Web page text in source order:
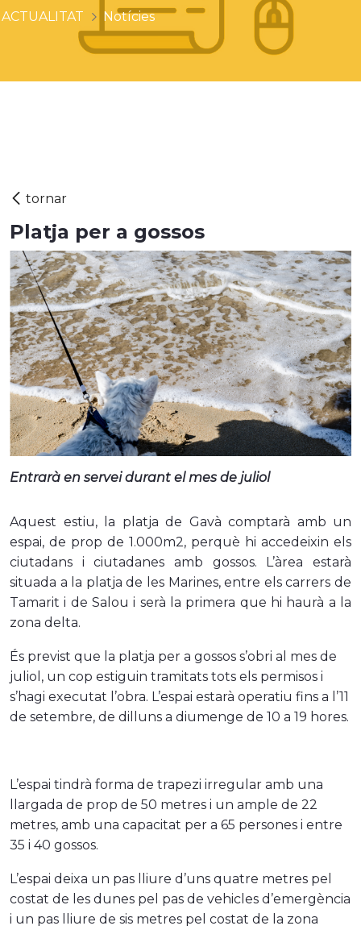
ACTUALITAT Notícies
Platja per a gossos
Entrarà en servei durant el mes de juliol
Aquest estiu, la platja de Gavà comptarà amb un
espai, de prop de 1.000m2, perquè hi accedeixin els
ciutadans i ciutadanes amb gossos. L’àrea estarà
situada a la platja de les Marines, entre els carrers de
Tamarit i de Salou i serà la primera que hi haurà a la
zona delta.
És previst que la platja per a gossos s’obri al mes de
juliol, un cop estiguin tramitats tots els permisos i
s’hagi executat l’obra. L’espai estarà operatiu fins a l’11
de setembre, de dilluns a diumenge de 10 a 19 hores.
L’espai tindrà forma de trapezi irregular amb una
llargada de prop de 50 metres i un ample de 22
metres, amb una capacitat per a 65 persones i entre
35 i 40 gossos.
L’espai deixa un pas lliure d’uns quatre metres pel
costat de les dunes pel pas de vehicles d’emergència
i un pas lliure de sis metres pel costat de la zona